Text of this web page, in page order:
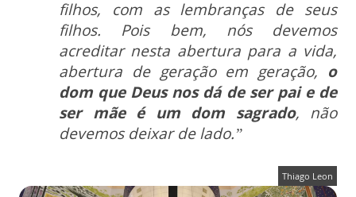
filhos, com as lembranças de seus
filhos. Pois bem, nós devemos
acreditar nesta abertura para a vida,
abertura de geração em geração, o
dom que Deus nos dá de ser pai e de
ser mãe é um dom sagrado, não
devemos deixar de lado.”
Thiago Leon